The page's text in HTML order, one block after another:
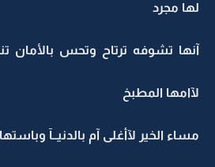
لها مجرد
آنها تشوفه ترتاح وتحس
لآامها المطبخ
مساء الخير لآأغلى آم بالدنيــآ